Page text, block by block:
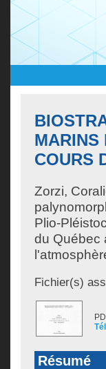
MARINS
COURS
Zorzi,
Plio-
du Québec
Fichier(s)
Résumé